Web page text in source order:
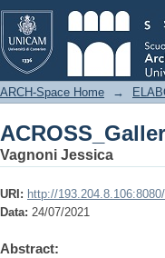
ARCH-Space Home →
Vagnoni Jessica
URI: http://
Data: 24/07/2021
Abstract: